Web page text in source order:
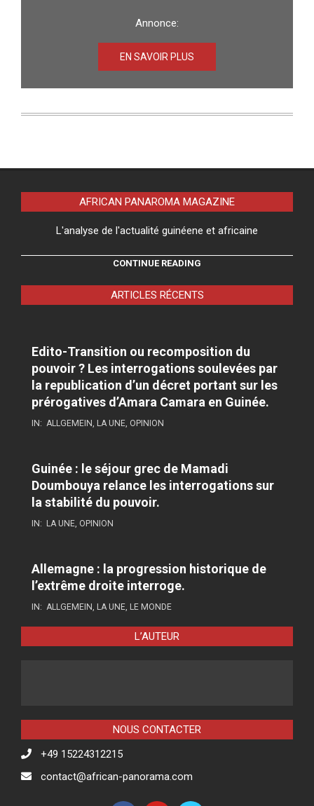
Annonce:
EN SAVOIR PLUS
AFRICAN PANAROMA MAGAZINE
L'analyse de l'actualité guinéene et africaine
CONTINUE READING
ARTICLES RÉCENTS
Edito-Transition ou recomposition du
pouvoir ? Les interrogations soulevées par
la republication d’un décret portant sur les
prérogatives d’Amara Camara en Guinée.
IN: ALLGEMEIN, LA UNE, OPINION
Guinée : le séjour grec de Mamadi
Doumbouya relance les interrogations sur
la stabilité du pouvoir.
IN: LA UNE, OPINION
Allemagne : la progression historique de
l’extrême droite interroge.
IN: ALLGEMEIN, LA UNE, LE MONDE
L’AUTEUR
NOUS CONTACTER
+49 15224312215
contact@african-panorama.com